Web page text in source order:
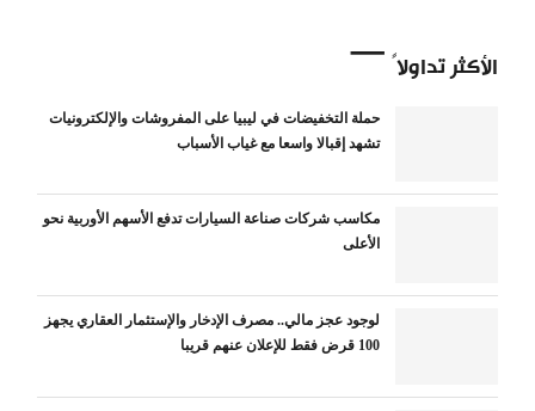
الأكثر تداولاً
حملة التخفيضات في ليبيا على المفروشات والإلكترونيات
تشهد إقبالا واسعا مع غياب الأسباب
مكاسب شركات صناعة السيارات تدفع الأسهم الأوربية نحو
الأعلى
لوجود عجز مالي.. مصرف الإدخار والإستثمار العقاري يجهز
100 قرض فقط للإعلان عنهم قريبا